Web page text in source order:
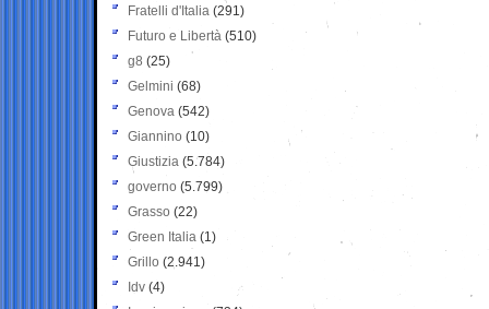
Fratelli d'Italia (291)
Futuro e Libertà (510)
g8 (25)
Gelmini (68)
Genova (542)
Giannino (10)
Giustizia (5.784)
governo (5.799)
Grasso (22)
Green Italia (1)
Grillo (2.941)
Idv (4)